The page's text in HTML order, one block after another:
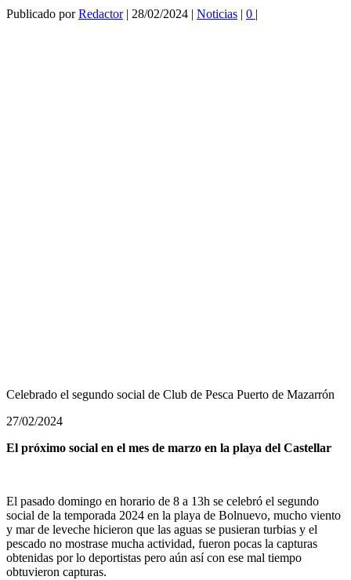
Publicado porRedactor| 28/02/2024 | Noticias | 0 |
Celebrado el segundo social de Club de Pesca Puerto de Mazarrón
27/02/2024
El próximo social en el mes de marzo en la playa del Castellar
El pasado domingo en horario de 8 a 13h se celebró el segundo
social de la temporada 2024 en la playa de Bolnuevo, mucho viento
y mar de leveche hicieron que las aguas se pusieran turbias y el
pescado no mostrase mucha actividad, fueron pocas la capturas
obtenidas por lo deportistas pero aún así con ese mal tiempo
obtuvieron capturas.